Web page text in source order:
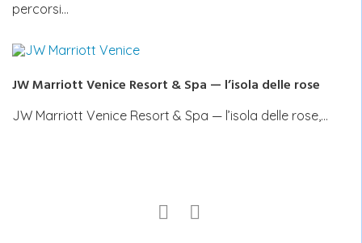
percorsi…
JW Marriott Venice Resort & Spa — l’isola delle rose
JW Marriott Venice Resort & Spa — l’isola delle rose,…